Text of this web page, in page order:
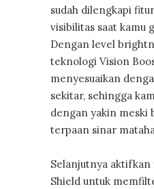
sudah dilengkapi
visibilitas saat kamu
Dengan level
teknologi Vision
menyesuaikan
sekitar, sehingga
dengan yakin meski
terpaan sinar
Selanjutnya
Shield untuk